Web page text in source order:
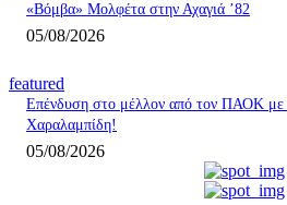
«Βόμβα» Μολφέτα στην Αχαγιά ’82
05/08/2026
featured
Επένδυση στο μέλλον από τον ΠΑΟΚ με
Χαραλαμπίδη!
05/08/2026